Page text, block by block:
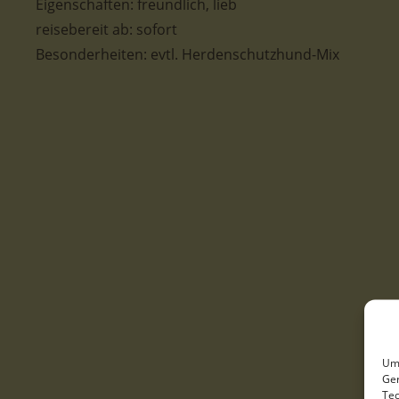
Eigenschaften: freundlich, lieb
reisebereit ab: sofort
Besonderheiten: evtl. Herdenschutzhund-Mix